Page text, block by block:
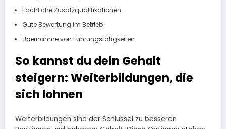
Fachliche Zusatzqualifikationen
Gute Bewertung im Betrieb
Übernahme von Führungstätigkeiten
So kannst du dein Gehalt
steigern: Weiterbildungen, die
sich lohnen
Weiterbildungen sind der Schlüssel zu besseren